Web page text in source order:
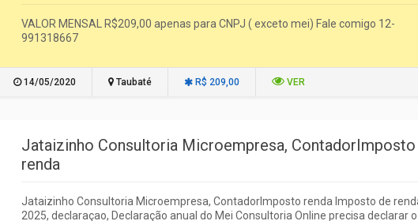
VALOR MENSAL R$209,00 apenas para CNPJ ( exceto mei) Fale comigo 12-
991318667
14/05/2020 Taubaté R$ 209,00 VER
Jataizinho Consultoria Microempresa, ContadorImposto
renda
Jataizinho Consultoria Microempresa, ContadorImposto renda Imposto de
2025, declaraçao, Declaração anual do Mei Consultoria Online precisa declarar o